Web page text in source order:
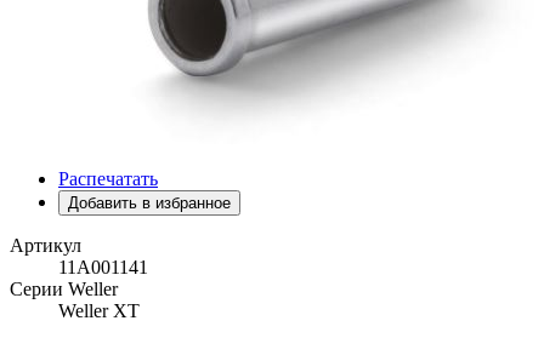
Распечатать
Добавить в избранное
Артикул
11A001141
Серии Weller
Weller XT